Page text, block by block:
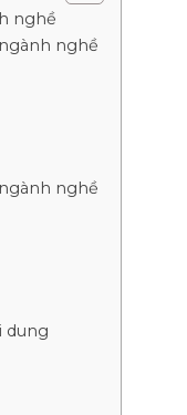
nghề
nghề
nghề
dung